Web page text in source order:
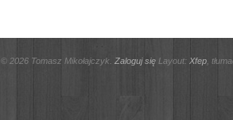
© 2026 Tomasz Mikołajczyk. Zaloguj sięLayout: Xfep,